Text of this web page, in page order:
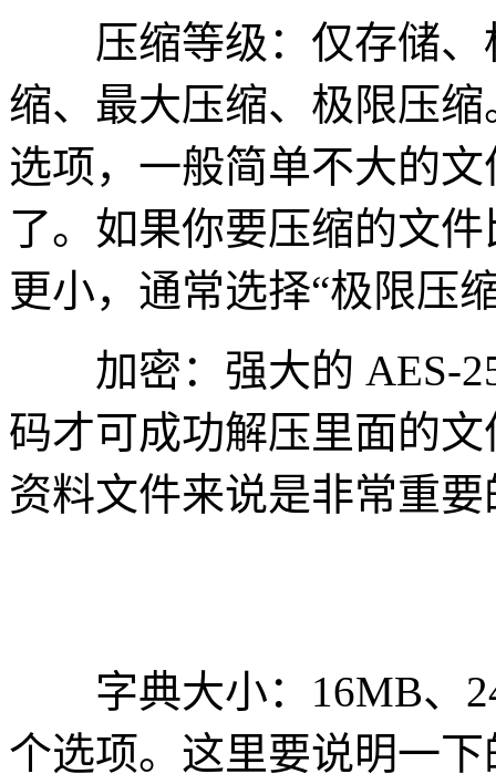
压缩等级：仅存储、
缩、最大压缩、极限压
选项，一般简单不大的
了。如果你要压缩的文
更小，通常选择“极限压
加密：强大的 AES-
码才可成功解压里面的
资料文件来说是非常重要
字典大小：16MB、
个选项。这里要说明一